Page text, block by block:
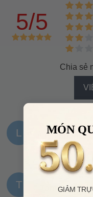
5/5
Chia sẻ
L Liên phạm
VHH bán rẻ
lượng như
T Tâm Đoàn
MÓN
GIẢM